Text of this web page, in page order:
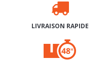
LIVRAISON RAPIDE
RETRAIT GRATUIT 48H